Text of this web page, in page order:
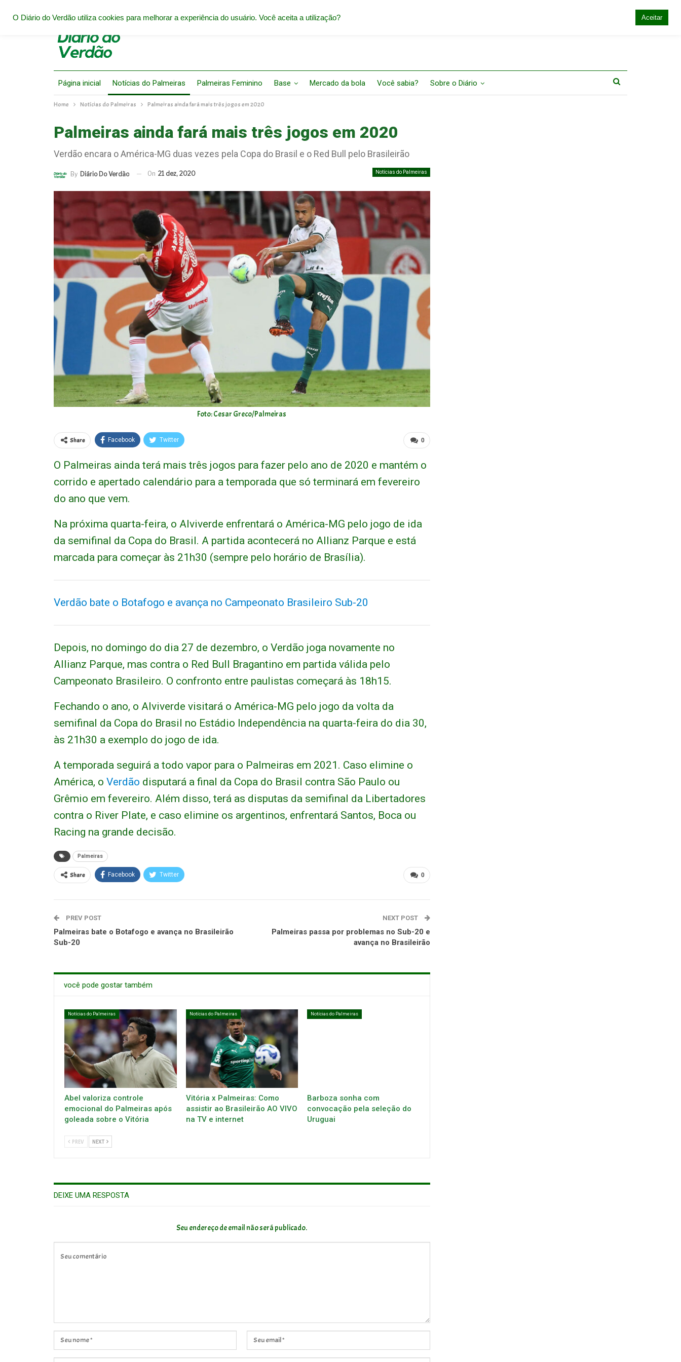
Página inicial Notícias do Palmeiras Palmeiras Feminino Base Mercado da bola Você sabia? Sobre o Diário
Home Notícias do Palmeiras Palmeiras ainda fará mais três jogos em 2020
Palmeiras ainda fará mais três jogos em 2020
Verdão encara o América-MG duas vezes pela Copa do Brasil e o Red Bull pelo Brasileirão
Notícias do Palmeiras
By Diário Do Verdão On 21 dez, 2020
Foto: Cesar Greco/Palmeiras
0
Share Facebook Twitter
O Palmeiras ainda terá mais três jogos para fazer pelo ano de 2020 e mantém o
corrido e apertado calendário para a temporada que só terminará em fevereiro
do ano que vem.
Na próxima quarta-feira, o Alviverde enfrentará o América-MG pelo jogo de ida
da semifinal da Copa do Brasil. A partida acontecerá no Allianz Parque e está
marcada para começar às 21h30 (sempre pelo horário de Brasília).
Verdão bate o Botafogo e avança no Campeonato Brasileiro Sub-20
Depois, no domingo do dia 27 de dezembro, o Verdão joga novamente no
Allianz Parque, mas contra o Red Bull Bragantino em partida válida pelo
Campeonato Brasileiro. O confronto entre paulistas começará às 18h15.
Fechando o ano, o Alviverde visitará o América-MG pelo jogo da volta da
semifinal da Copa do Brasil no Estádio Independência na quarta-feira do dia 30,
às 21h30 a exemplo do jogo de ida.
A temporada seguirá a todo vapor para o Palmeiras em 2021. Caso elimine o
América, o Verdão disputará a final da Copa do Brasil contra São Paulo ou
Grêmio em fevereiro. Além disso, terá as disputas da semifinal da Libertadores
contra o River Plate, e caso elimine os argentinos, enfrentará Santos, Boca ou
Racing na grande decisão.
Palmeiras
0
Share Facebook Twitter
PREV POST
Palmeiras bate o Botafogo e avança no Brasileirão
Sub-20
NEXT POST
Palmeiras passa por problemas no Sub-20 e
avança no Brasileirão
você pode gostar também
Notícias do Palmeiras
Abel valoriza controle
emocional do Palmeiras após
goleada sobre o Vitória
Notícias do Palmeiras
Vitória x Palmeiras: Como
assistir ao Brasileirão AO VIVO
na TV e internet
Notícias do Palmeiras
Barboza sonha com
convocação pela seleção do
Uruguai
PREV NEXT
DEIXE UMA RESPOSTA
Seu endereço de email não será publicado.
O Diário do Verdão utiliza cookies para melhorar a experiência do usuário. Você aceita a utilização? Aceitar